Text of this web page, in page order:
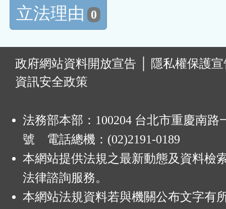
立法理由 0
政府網站資料開放宣告
隱私權保護
資訊安全政策
法務部本部：100204 台北市重慶南路
號 電話總機：(02)2191-0189
本網站提供法規之最新動態及資料檢
法律諮詢服務。
本網站法規資料若與機關公布文字有